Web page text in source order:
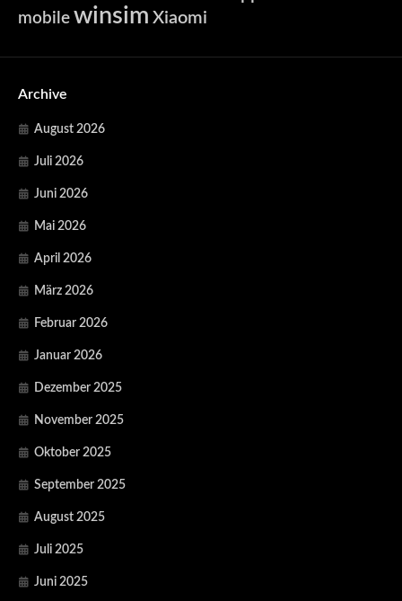
mobile winsim Xiaomi
Archive
August 2026
Juli 2026
Juni 2026
Mai 2026
April 2026
März 2026
Februar 2026
Januar 2026
Dezember 2025
November 2025
Oktober 2025
September 2025
August 2025
Juli 2025
Juni 2025